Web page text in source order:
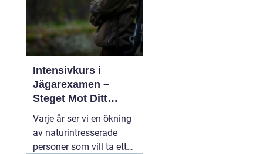
Intensivkurs i
Jägarexamen –
Steget Mot Ditt
Jägarliv
Varje år ser vi en ökning
av naturintresserade
personer som vill ta ett